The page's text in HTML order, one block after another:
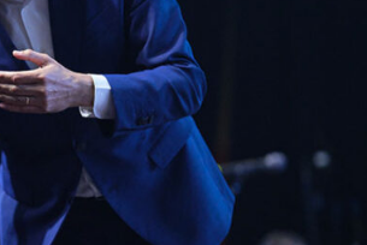
Edição Digital
Europa
Grande Entrevista
Publicidade
Quero ser Assinante